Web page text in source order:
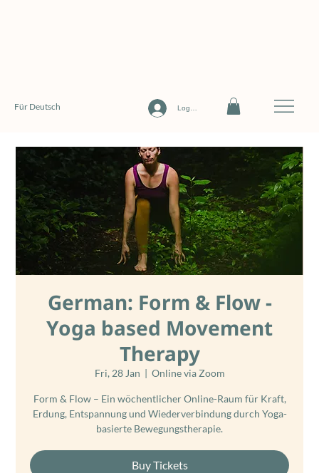
Log In
Für Deutsch
German: Form & Flow -
Yoga based Movement
Therapy
Fri, 28 Jan
  |
Online via Zoom
Form & Flow – Ein wöchentlicher Online-Raum für Kraft,
Erdung, Entspannung und Wiederverbindung durch Yoga-
basierte Bewegungstherapie.
Buy Tickets